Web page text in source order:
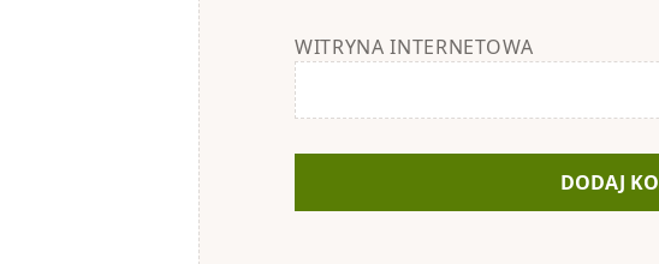
WITRYNA INTERNETOWA